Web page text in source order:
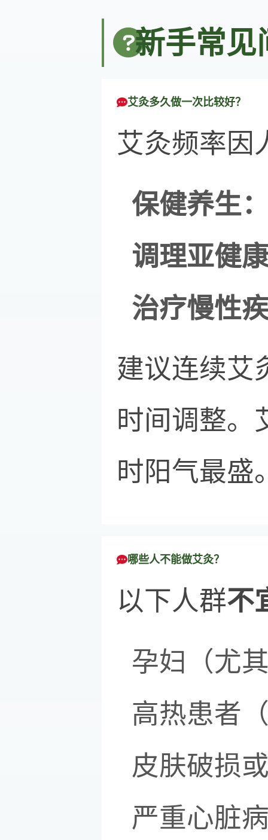
新手常见
艾灸多久做一次比较好？
艾灸频率因
保健养生
调理亚健
治疗慢性
建议连续艾
时间调整。
时阳气最盛
哪些人不能做艾灸？
以下人群不
孕妇（尤
高热患者
皮肤破损
严重心脏